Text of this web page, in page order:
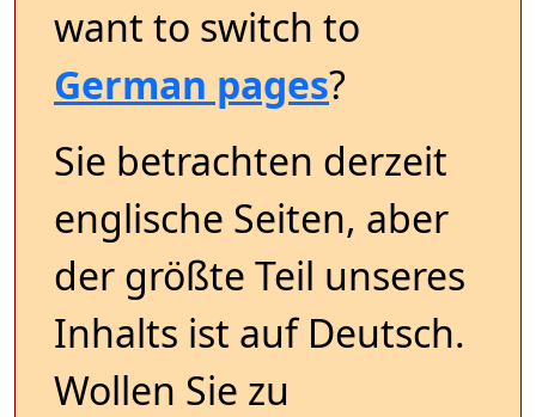
want to switch to
German pages?
Sie betrachten derzeit
englische Seiten, aber
der größte Teil unseres
Inhalts ist auf Deutsch.
Wollen Sie zu